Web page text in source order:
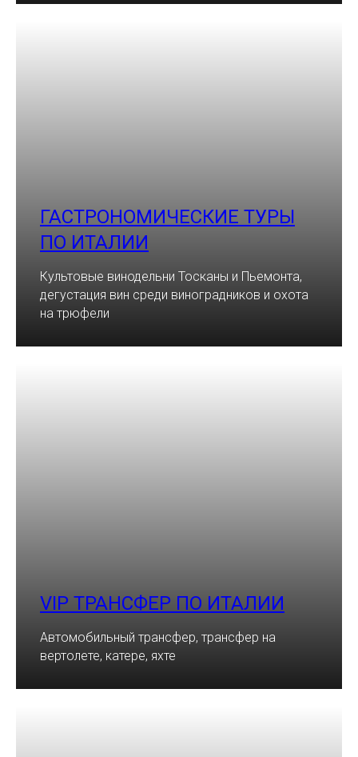
ГАСТРОНОМИЧЕСКИЕ ТУРЫ
ПО ИТАЛИИ
Культовые винодельни Тосканы и Пьемонта,
дегустация вин среди виноградников и охота
на трюфели
VIP ТРАНСФЕР ПО ИТАЛИИ
Автомобильный трансфер, трансфер на
вертолете, катере, яхте